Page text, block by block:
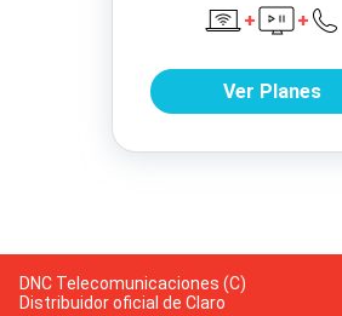
Ver Planes
DNC Telecomunicaciones (C)
Distribuidor oficial de Claro